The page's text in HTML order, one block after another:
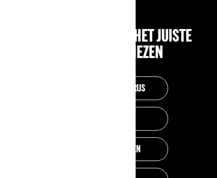
HULPMIDDELEN OM HET JUISTE
VOERTUIG TE KIEZEN
CONFIGURATIE EN PRIJS
TESTRIT AANVRAGEN